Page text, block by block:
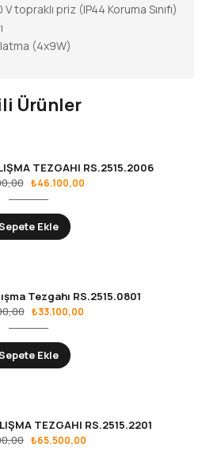
topraklı priz (IP44 Koruma Sınıfı)
(4x9W)
Ürünler
TEZGAHI RS.2515.2006
₺46.100,00
Ekle
Tezgahı RS.2515.0801
₺33.100,00
Ekle
TEZGAHI RS.2515.2201
₺65.500,00